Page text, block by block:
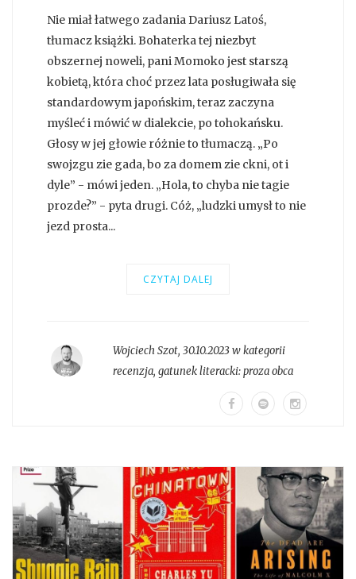
Nie miał łatwego zadania Dariusz Latoś,
tłumacz książki. Bohaterka tej niezbyt
obszernej noweli, pani Momoko jest starszą
kobietą, która choć przez lata posługiwała się
standardowym japońskim, teraz zaczyna
myśleć i mówić w dialekcie, po tohokańsku.
Głosy w jej głowie różnie to tłumaczą. „Po
swojzgu zie gada, bo za domem zie ckni, ot i
dyle” - mówi jeden. „Hola, to chyba nie tagie
prozde?” - pyta drugi. Cóż, „ludzki umysł to nie
jezd prosta...
CZYTAJ DALEJ
Wojciech Szot, 30.10.2023 w kategorii
recenzja, gatunek literacki:proza obca